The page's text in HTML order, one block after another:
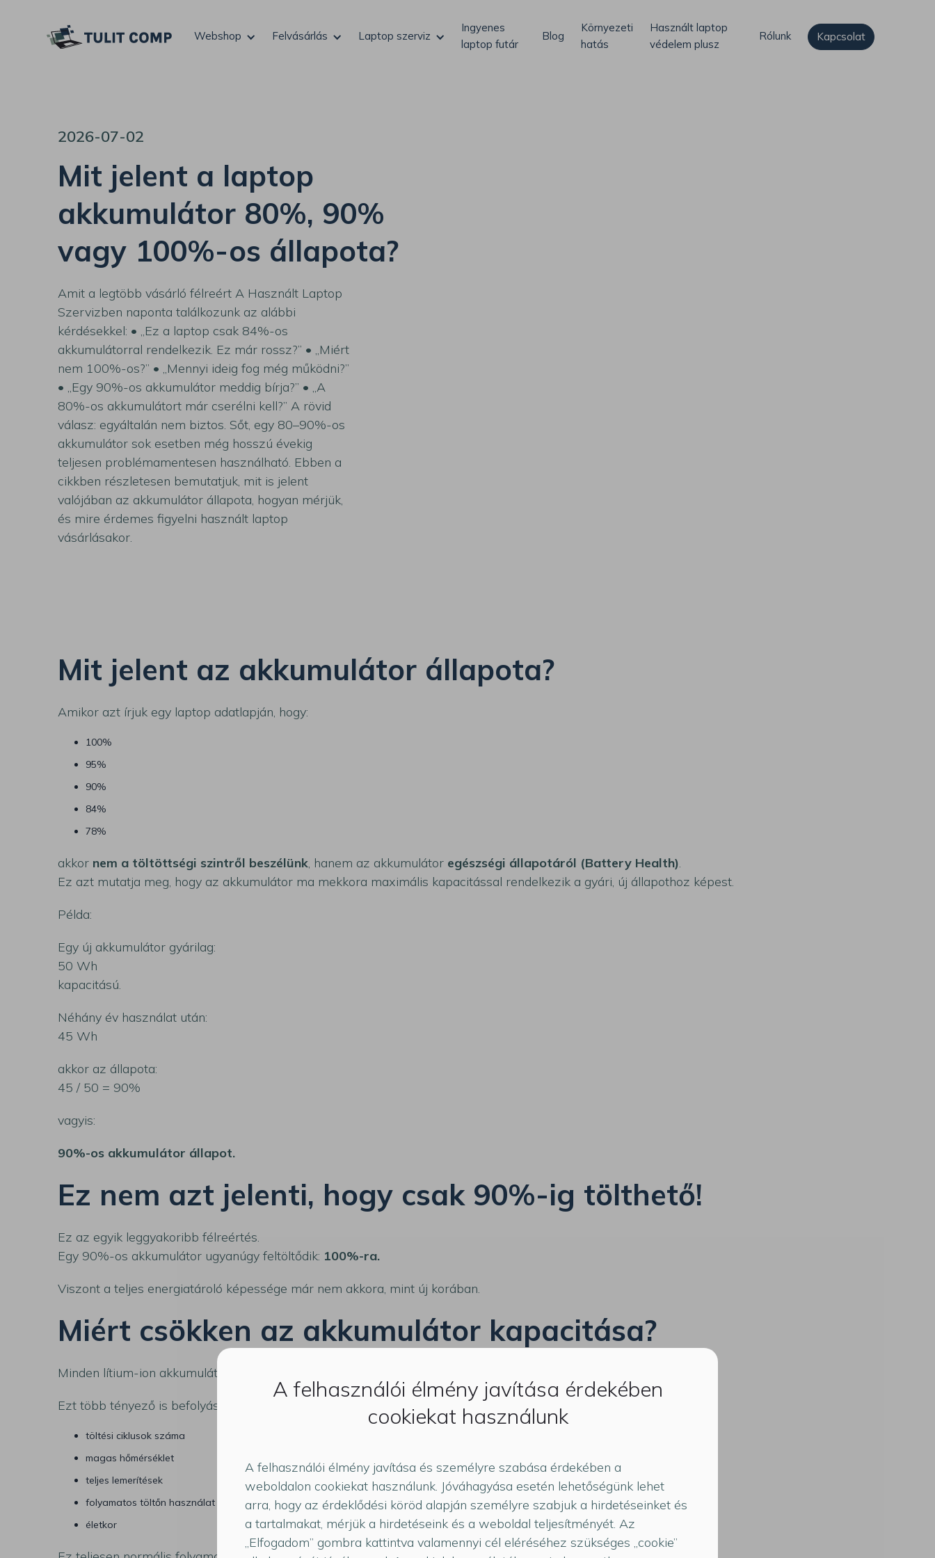
A felhasználói élmény javítása érdekében
cookiekat használunk
A felhasználói élmény javítása és személyre szabása érdekében a
weboldalon cookiekat használunk. Jóváhagyása esetén lehetőségünk lehet
arra, hogy az érdeklődési köröd alapján személyre szabjuk a hirdetéseinket és
a tartalmakat, mérjük a hirdetéseink és a weboldal teljesítményét. Az
„Elfogadom” gombra kattintva valamennyi cél eléréséhez szükséges „cookie”
Webshop Felvásárlás Laptop szerviz
Ingyenes
laptop futár
Blog
Környezeti
hatás
Használt laptop
védelem plusz
Rólunk Kapcsolat
2026-07-02
Mit jelent a laptop
akkumulátor 80%, 90%
vagy 100%-os állapota?
Amit a legtöbb vásárló félreért A Használt Laptop
Szervizben naponta találkozunk az alábbi
kérdésekkel: • „Ez a laptop csak 84%-os
akkumulátorral rendelkezik. Ez már rossz?” • „Miért
nem 100%-os?” • „Mennyi ideig fog még működni?”
• „Egy 90%-os akkumulátor meddig bírja?” • „A
80%-os akkumulátort már cserélni kell?” A rövid
válasz: egyáltalán nem biztos. Sőt, egy 80–90%-os
akkumulátor sok esetben még hosszú évekig
teljesen problémamentesen használható. Ebben a
cikkben részletesen bemutatjuk, mit is jelent
valójában az akkumulátor állapota, hogyan mérjük,
és mire érdemes figyelni használt laptop
vásárlásakor.
Mit jelent az akkumulátor állapota?
Amikor azt írjuk egy laptop adatlapján, hogy:
100%
95%
90%
84%
78%
akkor nem a töltöttségi szintről beszélünk, hanem az akkumulátor egészségi állapotáról (Battery Health).
Ez azt mutatja meg, hogy az akkumulátor ma mekkora maximális kapacitással rendelkezik a gyári, új állapothoz képest.
Példa:
Egy új akkumulátor gyárilag:
50 Wh
kapacitású.
Néhány év használat után:
45 Wh
akkor az állapota:
45 / 50 = 90%
vagyis:
90%-os akkumulátor állapot.
Ez nem azt jelenti, hogy csak 90%-ig tölthető!
Ez az egyik leggyakoribb félreértés.
Egy 90%-os akkumulátor ugyanúgy feltöltődik: 100%-ra.
Viszont a teljes energiatároló képessége már nem akkora, mint új korában.
Miért csökken az akkumulátor kapacitása?
Minden lítium-ion akkumulátor természetes módon öregszik.
Ezt több tényező is befolyásolja:
töltési ciklusok száma
magas hőmérséklet
teljes lemerítések
folyamatos töltőn használat
életkor